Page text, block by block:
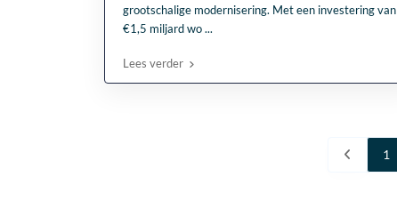
grootschalige modernisering. Met een investering van
€1,5 miljard wo...
Lees verder
1